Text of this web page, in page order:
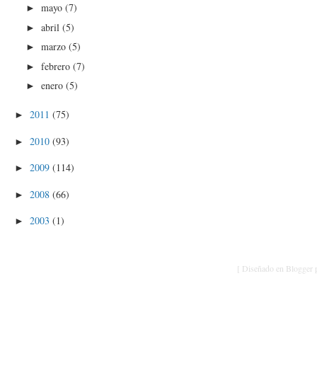
►mayo(7)
►abril(5)
►marzo(5)
►febrero(7)
►enero(5)
► 2011 (75)
► 2010 (93)
► 2009 (114)
► 2008 (66)
► 2003 (1)
[ Diseñado en Blogger